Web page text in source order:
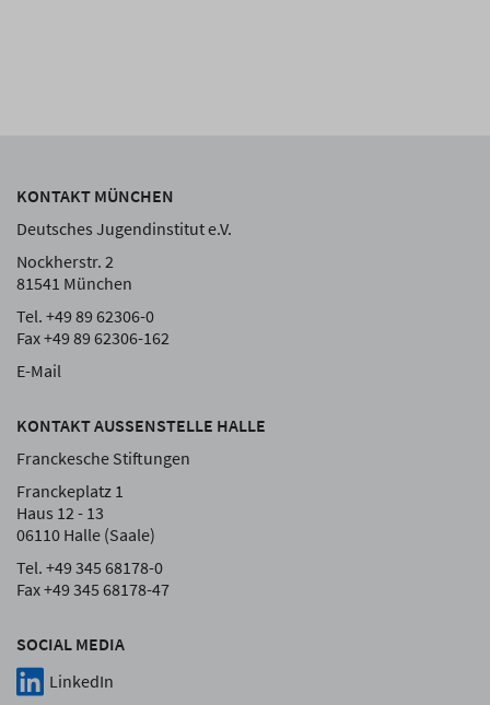
SOCIAL MEDIA
LinkedIn
KONTAKT MÜNCHEN
Deutsches Jugendinstitut e.V.
Nockherstr. 2
81541 München
Tel. +49 89 62306-0
Fax +49 89 62306-162
E-Mail
KONTAKT AUSSENSTELLE HALLE
Franckesche Stiftungen
Franckeplatz 1
Haus 12 - 13
06110 Halle (Saale)
Tel. +49 345 68178-0
Fax +49 345 68178-47